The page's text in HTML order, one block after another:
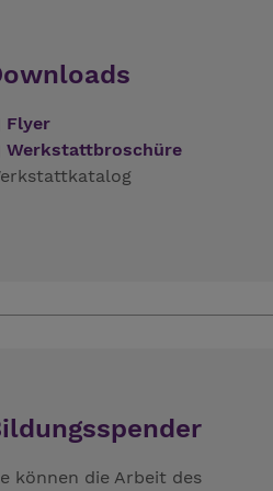
Flyer
Werkstattbroschüre
können die Arbeit des